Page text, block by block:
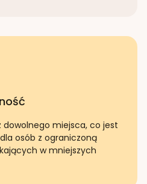
dowolnego miejsca, co jest
osób z ograniczoną
w mniejszych